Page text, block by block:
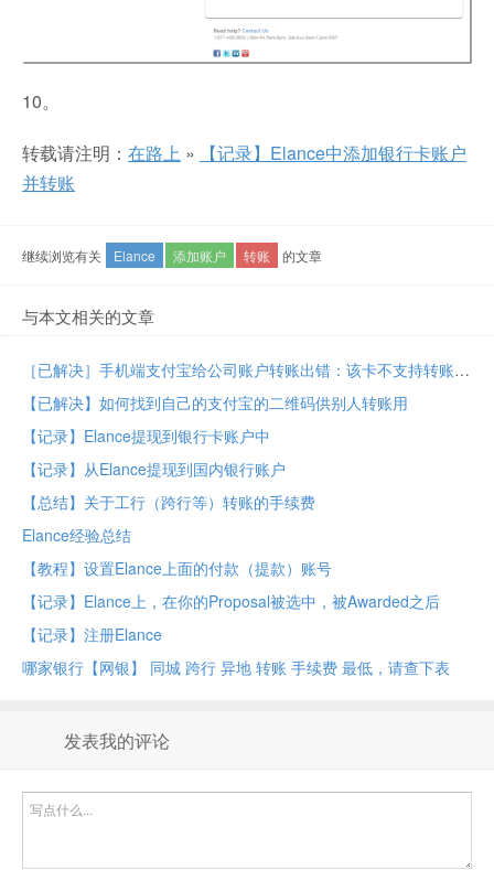
10。
转载请注明： 在路上 »
【记录】Elance中添加银行卡账户
并转账
继续浏览有关 Elance 添加账户 转账 的文章
与本文相关的文章
［已解决］手机端支付宝给公司账户转账出错：该卡不支持转账
【已解决】如何找到自己的支付宝的二维码供别人转账用
【记录】Elance提现到银行卡账户中
【记录】从Elance提现到国内银行账户
【总结】关于工行（跨行等）转账的手续费
Elance经验总结
【教程】设置Elance上面的付款（提款）账号
【记录】Elance上，在你的Proposal被选中，被Awarded之后
【记录】注册Elance
哪家银行【网银】 同城 跨行 异地 转账 手续费 最低，请查下表
发表我的评论